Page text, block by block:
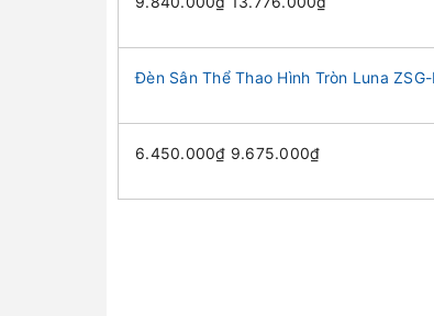
Đèn Sân Thể Thao Hình Tròn Luna
6.450.000₫ 9.675.000₫